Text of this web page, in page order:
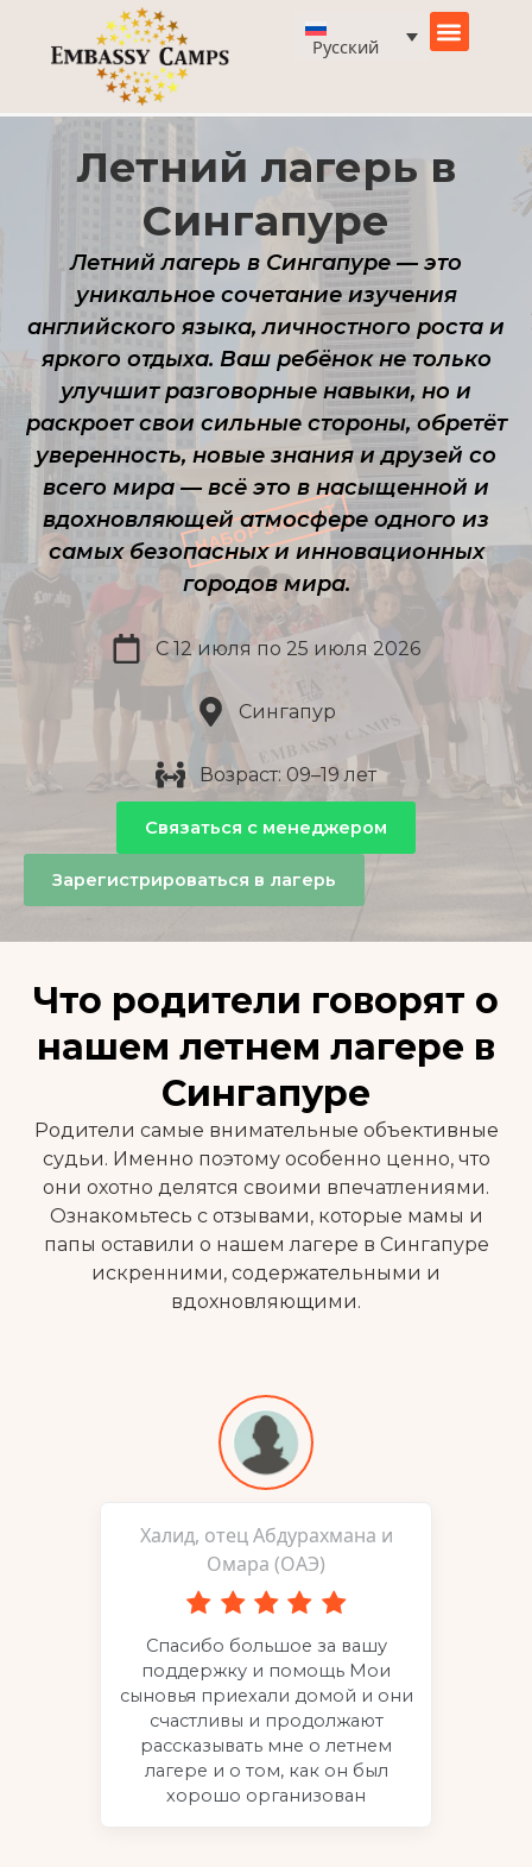
содержимому
Русский
Летний лагерь в
Сингапуре
Летний лагерь в Сингапуре — это
уникальное сочетание изучения
английского языка, личностного роста и
яркого отдыха. Ваш ребёнок не только
улучшит разговорные навыки, но и
раскроет свои сильные стороны, обретёт
уверенность, новые знания и друзей со
всего мира — всё это в насыщенной и
вдохновляющей атмосфере одного из
самых безопасных и инновационных
городов мира.
С 12 июля по 25 июля 2026
Сингапур
Возраст: 09–19 лет
Связаться с менеджером
Зарегистрироваться в лагерь
Что родители говорят о
нашем летнем лагере в
Сингапуре
Родители самые внимательные объективные
судьи. Именно поэтому особенно ценно, что
они охотно делятся своими впечатлениями.
Ознакомьтесь с отзывами, которые мамы и
папы оставили о нашем лагере в Сингапуре
искренними, содержательными и
вдохновляющими.
Халид, отец Абдурахмана и
Омара (ОАЭ)
Спасибо большое за вашу
поддержку и помощь Мои
сыновья приехали домой и они
счастливы и продолжают
рассказывать мне о летнем
лагере и о том, как он был
хорошо организован